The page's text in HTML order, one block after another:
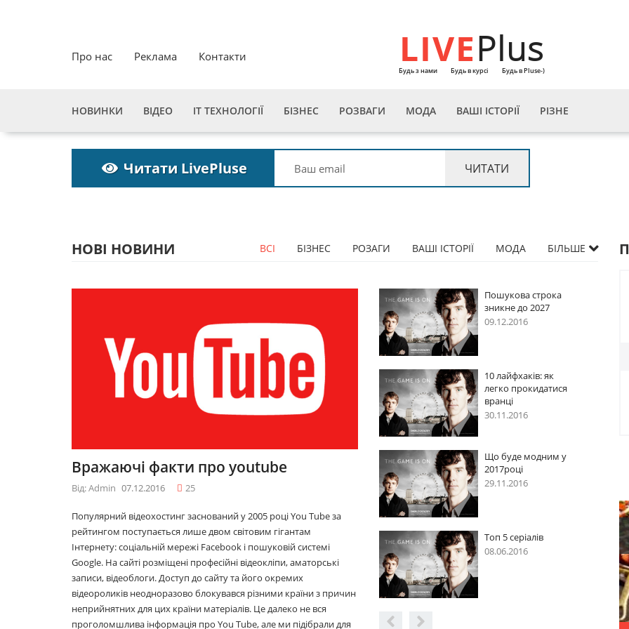
Про нас Реклама Контакти LIVEPlus
Будь з нами Будь в курсі Будь в Pluse-)
НОВИНКИ ВІДЕО ІТ ТЕХНОЛОГІЇ БІЗНЕС РОЗВАГИ МОДА ВАШІ ІСТОРІЇ РІЗНЕ
Читати LivePluse
НОВІ НОВИНИ ВСІ БІЗНЕС РОЗАГИ ВАШІ ІСТОРІЇ МОДА БІЛЬШЕ
Вражаючі факти про youtube
Від: Admin 07.12.2016 25
Популярний відеохостинг заснований у 2005 році You Tube за
рейтингом поступається лише двом світовим гігантам
Інтернету: соціальній мережі Facebook і пошуковій системі
Google. На сайті розміщені професійні відеокліпи, аматорські
записи, відеоблоги. Доступ до сайту та його окремих
відеороликів неодноразово блокувався різними країни з причин
неприйнятних для цих країни матеріалів. Це далеко не вся
проголомшлива інформація про You Tube, але ми підібрали для
10 лайфхаків: як
легко прокидатися
вранці
2017році
29.11.2016
Топ 5 серіалів
08.06.2016
09.12.2016
10 лайфхаків: як
легко прокидатися
вранці
30.11.2016
Топ 5 серіалів
08.06.2016
Пошукова строка
зникне до 2027
09.12.2016
10 лайфхаків: як
легко прокидатися
вранці
30.11.2016
Що буде модним у
2017році
29.11.2016
Топ 5 серіалів
08.06.2016